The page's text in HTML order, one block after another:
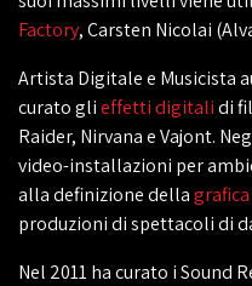
Factory, Carsten Nicolai
Artista Digitale e Musicista
curato glieffetti digitalidi
Raider, Nirvana e Vajont.
video-installazioni per
alla definizione della
produzioni di spettacoli di
Nel 2011 ha curato i Sound